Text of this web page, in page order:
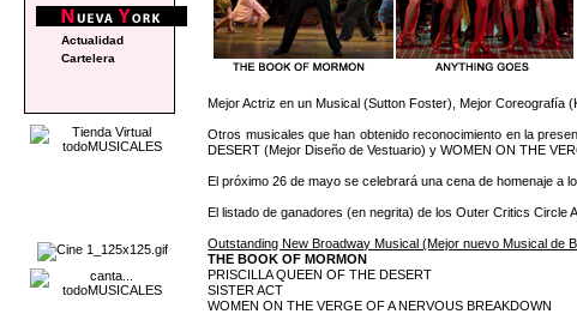
Mejor Actriz en un Musical (Sutton Foster), Mejor Coreografía
Otros musicales que han obtenido reconocimiento en la
DESERT (Mejor Diseño de Vestuario) y WOMEN ON THE
El próximo 26 de mayo se celebrará una cena de homenaje a
El listado de ganadores (en negrita) de los Outer Critics
Outstanding New Broadway Musical (Mejor nuevo Musical de
THE BOOK OF MORMON
PRISCILLA QUEEN OF THE DESERT
SISTER ACT
WOMEN ON THE VERGE OF A NERVOUS BREAKDOWN
Actualidad
Cartelera